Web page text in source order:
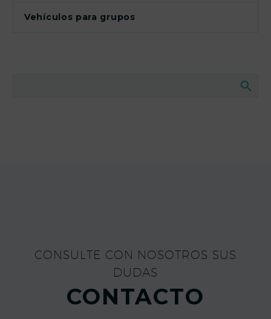
Vehículos para grupos
CONSULTE CON NOSOTROS SUS
DUDAS
CONTACTO